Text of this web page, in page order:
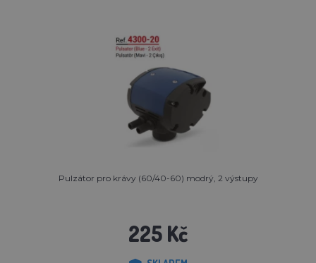
Pulzátor pro krávy (60/40-60) modrý, 2 výstupy
225 Kč